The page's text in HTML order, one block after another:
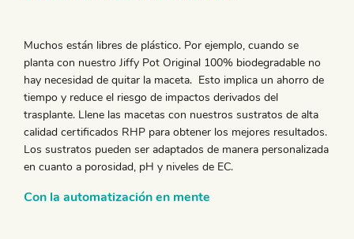
Muchos están libres de plástico. Por ejemplo, cuando se
planta con nuestro Jiffy Pot Original 100% biodegradable no
hay necesidad de quitar la maceta. Esto implica un ahorro de
tiempo y reduce el riesgo de impactos derivados del
trasplante. Llene las macetas con nuestros sustratos de alta
calidad certificados RHP para obtener los mejores resultados.
Los sustratos pueden ser adaptados de manera personalizada
en cuanto a porosidad, pH y niveles de EC.
Con la automatización en mente